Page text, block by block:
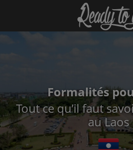
Formalités
Tout ce qu’il faut
au Laos